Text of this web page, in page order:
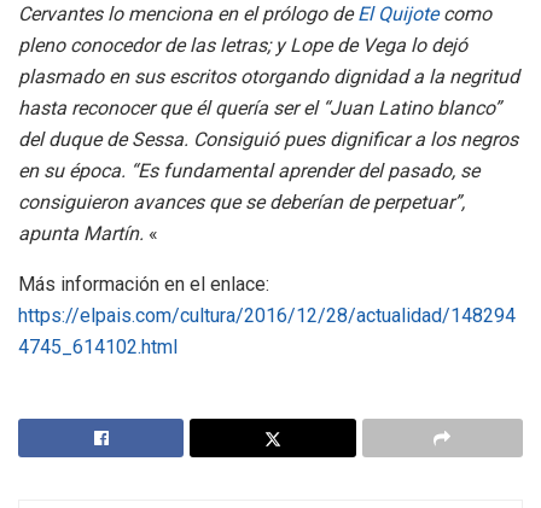
Cervantes lo menciona en el prólogo deEl Quijotecomo
pleno conocedor de las letras; y Lope de Vega lo dejó
plasmado en sus escritos otorgando dignidad a la negritud
hasta reconocer que él quería ser el “Juan Latino blanco”
del duque de Sessa. Consiguió pues dignificar a los negros
en su época. “Es fundamental aprender del pasado, se
consiguieron avances que se deberían de perpetuar”,
apunta Martín. «
Más información en el enlace:
https://elpais.com/cultura/2016/12/28/actualidad/148294
4745_614102.html